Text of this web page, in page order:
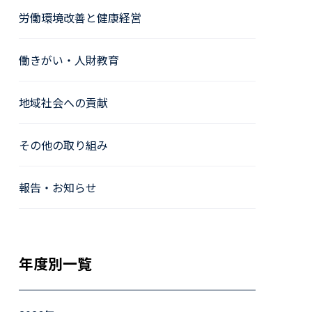
労働環境改善と健康経営
働きがい・人財教育
地域社会への貢献
その他の取り組み
報告・お知らせ
年度別一覧